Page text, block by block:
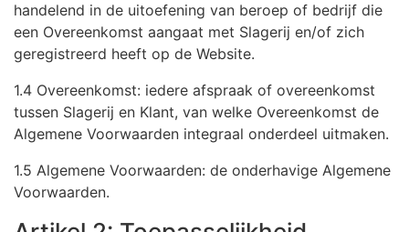
handelend in de uitoefening van beroep of bedrijf die
een Overeenkomst aangaat met Slagerij en/of zich
geregistreerd heeft op de Website.
1.4 Overeenkomst: iedere afspraak of overeenkomst
tussen Slagerij en Klant, van welke Overeenkomst de
Algemene Voorwaarden integraal onderdeel uitmaken.
1.5 Algemene Voorwaarden: de onderhavige Algemene
Voorwaarden.